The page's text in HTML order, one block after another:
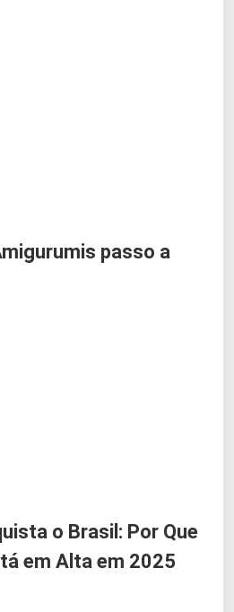
passo a
o Brasil: Por Que
em Alta em 2025